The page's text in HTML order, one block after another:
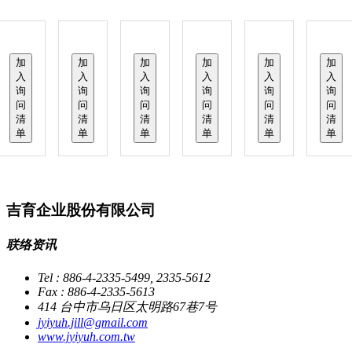
加
入
询
问
清
单
加
入
询
问
清
单
加
入
询
问
清
单
加
入
询
问
清
单
加
入
询
问
清
单
加
入
询
问
清
单
吉育企业股份有限公司
联络资讯
Tel : 886-4-2335-5499, 2335-5612
Fax : 886-4-2335-5613
414 台中市乌日区太明路67巷7号
jyiyuh.jill@gmail.com
www.jyiyuh.com.tw